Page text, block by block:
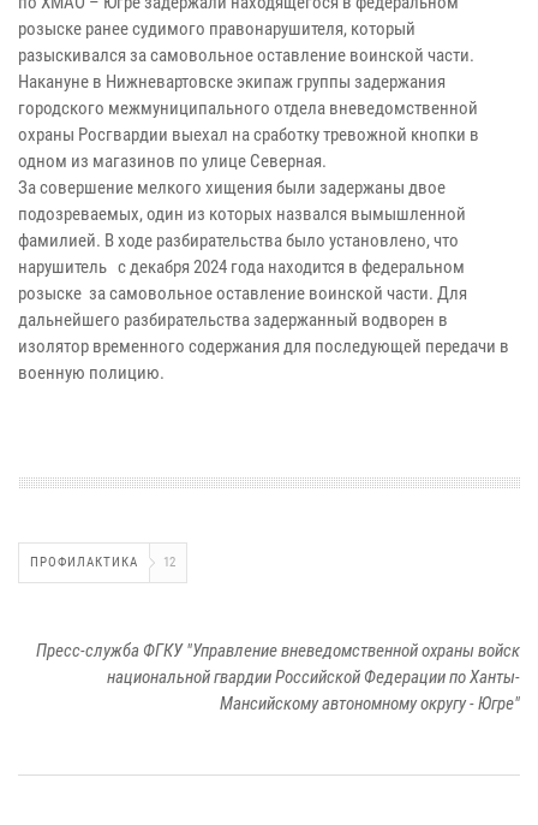
розыске ранее судимого правонарушителя, который
разыскивался за самовольное оставление воинской части.
Накануне в Нижневартовске экипаж группы задержания
городского межмуниципального отдела вневедомственной
охраны Росгвардии выехал на сработку тревожной кнопки в
одном из магазинов по улице Северная.
За совершение мелкого хищения были задержаны двое
подозреваемых, один из которых назвался вымышленной
фамилией. В ходе разбирательства было установлено, что
нарушитель с декабря 2024 года находится в федеральном
розыске за самовольное оставление воинской части. Для
дальнейшего разбирательства задержанный водворен в
изолятор временного содержания для последующей передачи в
военную полицию.
ПРОФИЛАКТИКА 12
Пресс-служба ФГКУ "Управление вневедомственной охраны войск
национальной гвардии Российской Федерации по Ханты-
Мансийскому автономному округу - Югре"